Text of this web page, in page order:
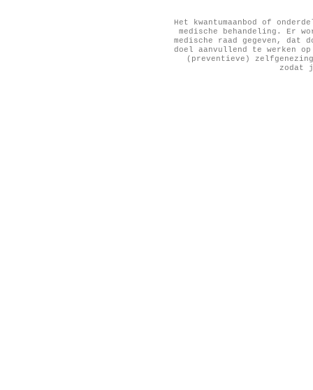
Het kwantumaanbod of
medische behandeling. Er
medische raad gegeven, dat
doel aanvullend te werken
(preventieve)
zodat